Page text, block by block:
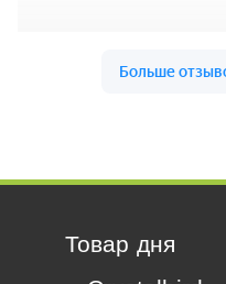
Товар дня